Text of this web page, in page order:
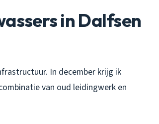
in Dalfsen
In december krijg ik
van oud leidingwerk en